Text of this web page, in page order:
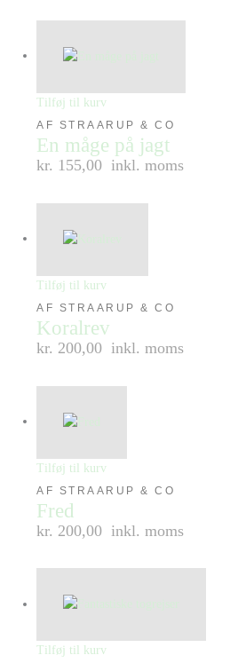
Tilføj til kurv
AF STRAARUP & CO
En måge på jagt
kr. 155,00 inkl. moms
Tilføj til kurv
AF STRAARUP & CO
Koralrev
kr. 200,00 inkl. moms
Tilføj til kurv
AF STRAARUP & CO
Fred
kr. 200,00 inkl. moms
Tilføj til kurv